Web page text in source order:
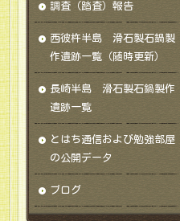
調査（踏査）報告
西彼杵半島 滑石製石鍋製
作遺跡一覧（随時更新）
長崎半島 滑石製石鍋製作
遺跡一覧
とはち通信および勉強部屋
の公開データ
ブログ